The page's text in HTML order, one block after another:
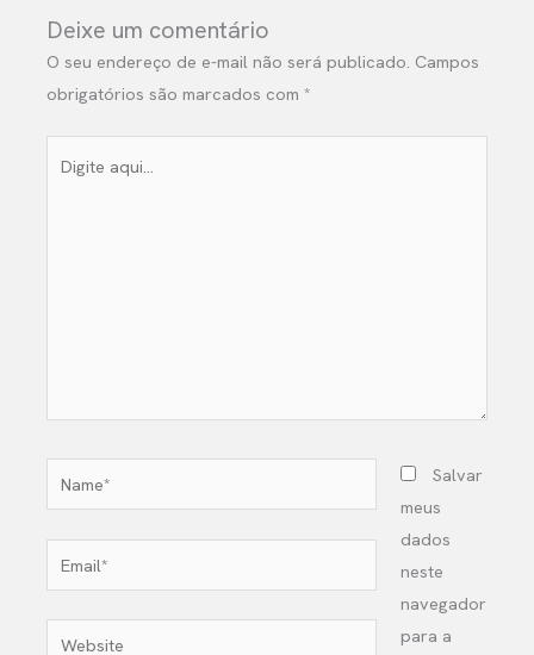
Deixe um comentário
O seu endereço de e-mail não será publicado. Campos
obrigatórios são marcados com*
aqui...
Name*
Website
Salvar
meus
dados
neste
navegador
para a